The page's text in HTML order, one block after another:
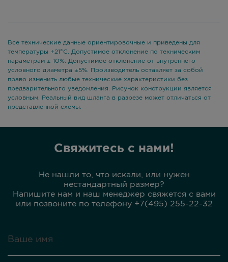
Все технические данные ориентировочные и приведены для
температуры +21°С. Допустимое отклонение по техническим
параметрам ± 10%. Допустимое отклонение от внутреннего
условного диаметра ±5%. Производитель оставляет за собой
право изменить любые технические характеристики без
предварительного уведомления. Рисунок конструкции является
условным. Реальный вид шланга в разрезе может отличаться от
представленной схемы.
Свяжитесь с нами!
Не нашли то, что искали, или нужен
нестандартный размер?
Напишите нам и наш менеджер свяжется с вами
или позвоните по телефону +7(495) 255-22-32